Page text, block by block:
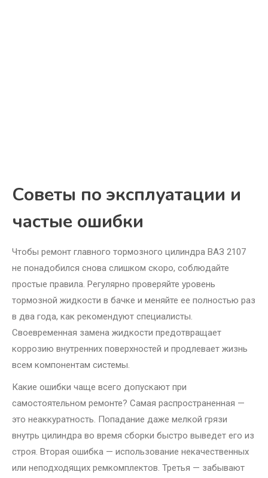
Советы по эксплуатации и
частые ошибки
Чтобы ремонт главного тормозного цилиндра ВАЗ 2107
не понадобился снова слишком скоро, соблюдайте
простые правила. Регулярно проверяйте уровень
тормозной жидкости в бачке и меняйте ее полностью раз
в два года, как рекомендуют специалисты.
Своевременная замена жидкости предотвращает
коррозию внутренних поверхностей и продлевает жизнь
всем компонентам системы.
Какие ошибки чаще всего допускают при
самостоятельном ремонте? Самая распространенная —
это неаккуратность. Попадание даже мелкой грязи
внутрь цилиндра во время сборки быстро выведет его из
строя. Вторая ошибка — использование некачественных
или неподходящих ремкомплектов. Третья — забывают